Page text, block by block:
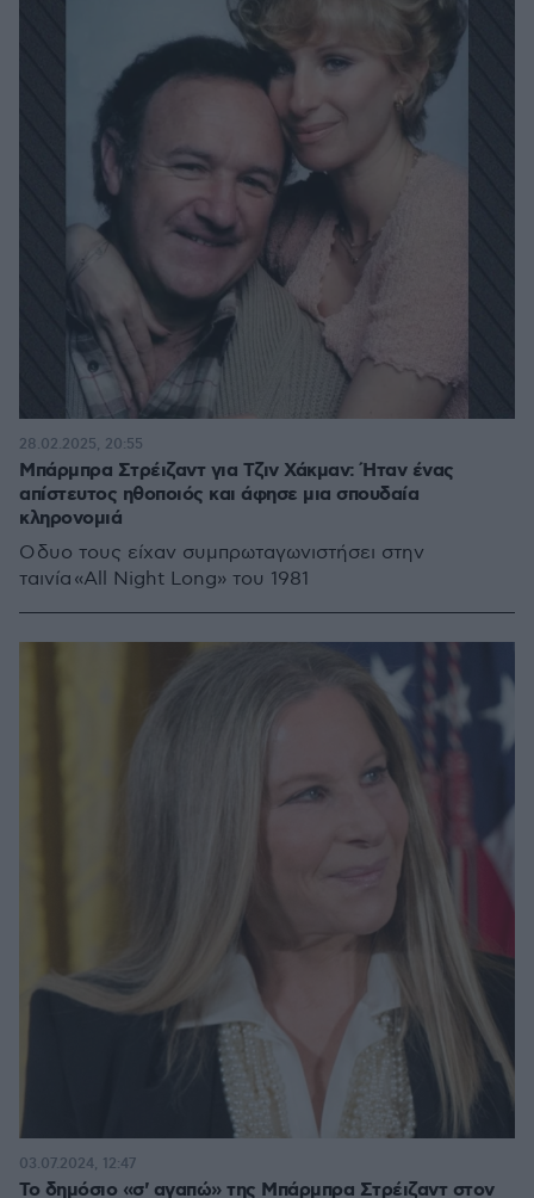
Μπάρμπρα Στρέιζαντ για Τζιν Χάκμαν: Ήταν ένας
απίστευτος ηθοποιός και άφησε μια σπουδαία
κληρονομιά
Ο δυο τους είχαν συμπρωταγωνιστήσει στην
ταινία «All Night Long» του 1981
28.02.2025, 20:55
Το δημόσιο «σ' αγαπώ» της Μπάρμπρα Στρέιζαντ στον
03.07.2024, 12:47